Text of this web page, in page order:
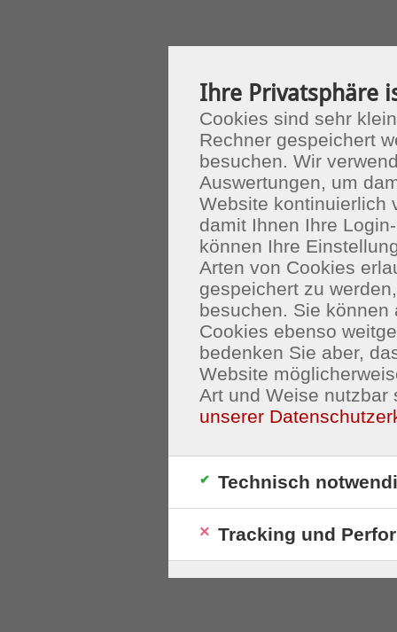
Ihre Privatsphäre
Cookies sind sehr
Rechner gespeichert
besuchen. Wir
Auswertungen, um
Website kontinuierlich
damit Ihnen Ihre
können Ihre
Arten von Cookies
gespeichert zu
besuchen. Sie
Cookies ebenso
bedenken Sie aber,
Website
Art und Weise nutzbar
unserer
Technisch
Tracking und